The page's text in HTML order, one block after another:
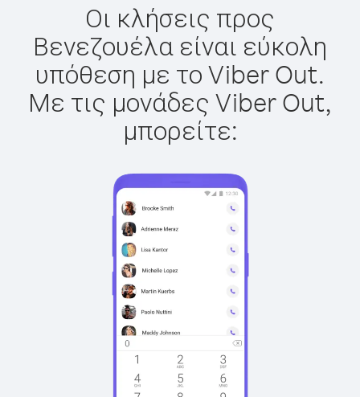
Οι κλήσεις προς
Βενεζουέλα είναι εύκολη
υπόθεση με το Viber Out.
Με τις μονάδες Viber Out,
μπορείτε: